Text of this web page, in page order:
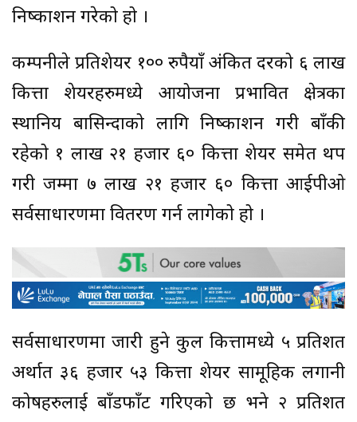
निष्काशन गरेको हो ।
कम्पनीले प्रतिशेयर १०० रुपैयाँ अंकित दरको ६ लाख
कित्ता शेयरहरुमध्ये आयोजना प्रभावित क्षेत्रका
स्थानिय बासिन्दाको लागि निष्काशन गरी बाँकी
रहेको १ लाख २१ हजार ६० कित्ता शेयर समेत थप
गरी जम्मा ७ लाख २१ हजार ६० कित्ता आईपीओ
सर्वसाधारणमा वितरण गर्न लागेको हो ।
सर्वसाधारणमा जारी हुने कुल कित्तामध्ये ५ प्रतिशत
अर्थात ३६ हजार ५३ कित्ता शेयर सामूहिक लगानी
कोषहरुलाई बाँडफाँट गरिएको छ भने २ प्रतिशत